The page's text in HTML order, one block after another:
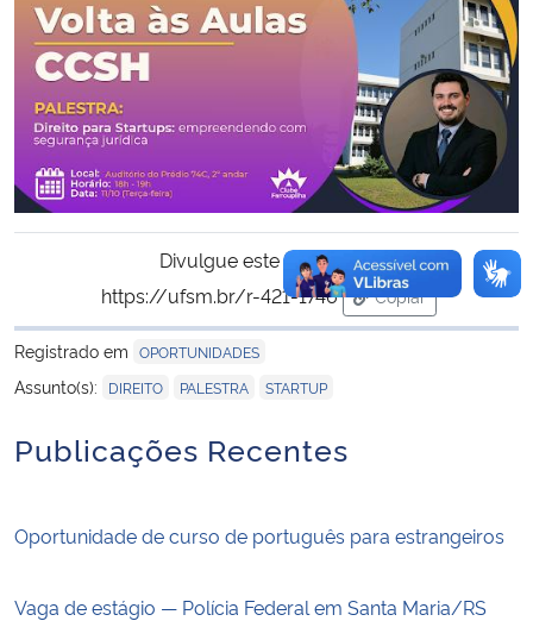
Divulgue este conteúdo:
https://ufsm.br/r-421-1746
Copiar
para área de
Registrado em OPORTUNIDADES
Assunto(s): DIREITO PALESTRA STARTUP
Publicações Recentes
Oportunidade de curso de português para estrangeiros
Vaga de estágio — Polícia Federal em Santa Maria/RS